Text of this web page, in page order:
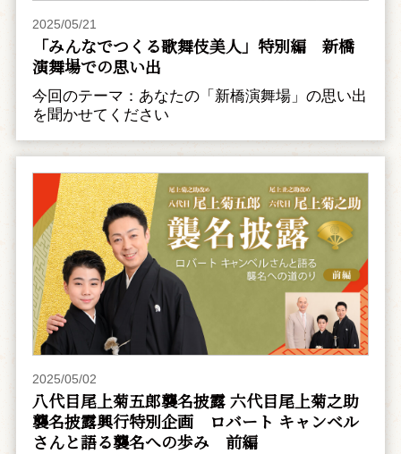
2025/05/21
「みんなでつくる歌舞伎美人」特別編 新橋
演舞場での思い出
今回のテーマ：あなたの「新橋演舞場」の思い出
を聞かせてください
2025/05/02
八代目尾上菊五郎襲名披露 六代目尾上菊之助
襲名披露興行特別企画 ――ロバート キャンベル
さんと語る襲名への歩み 前編